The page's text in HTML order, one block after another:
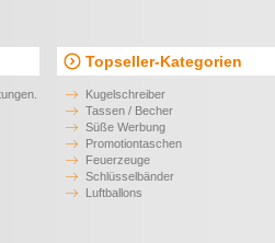
Topseller-Kategorien
Kugelschreiber
Tassen / Becher
Süße Werbung
Promotiontaschen
Feuerzeuge
Schlüsselbänder
Luftballons